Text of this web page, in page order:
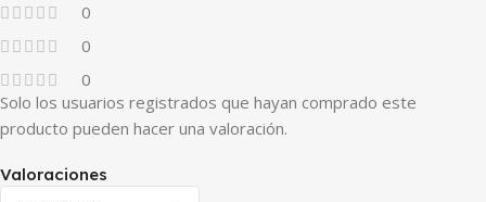
0
0
0
Valoraciones
Solo los usuarios registrados que hayan comprado este
producto pueden hacer una valoración.